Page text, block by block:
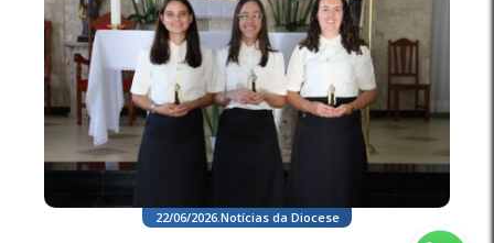
22/06/2026. Notícias da Diocese